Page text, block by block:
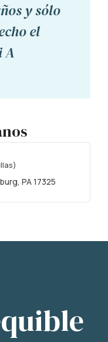
y sólo
el
A
PA 17325